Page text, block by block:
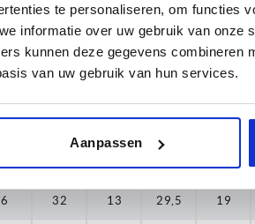
te personaliseren, om functies
informatie over uw gebruik van onze
kunnen deze gegevens combineren
van uw gebruik van hun services.
Aanpassen
22,5
6 32 13 29,5 19
5 25 10 22,5 15
6 32 13 29,5 19